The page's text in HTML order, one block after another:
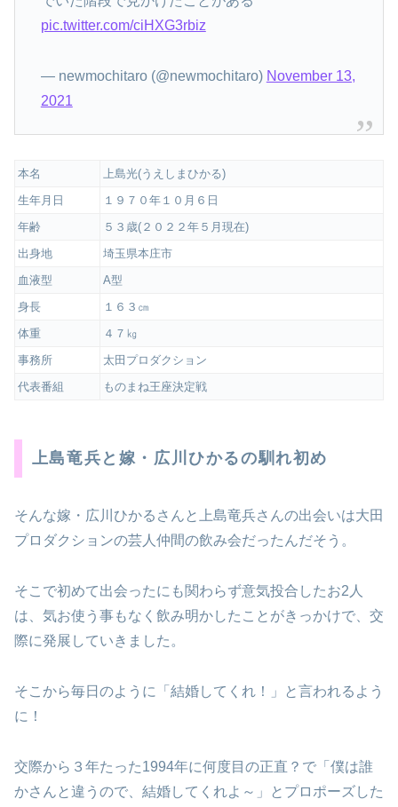
pic.twitter.com/ciHXG3rbiz
— newmochitaro (@newmochitaro) November 13,
2021
本名
上島光(うえしまひかる)
生年月日
１９７０年１０月６日
年齢
５３歳(２０２２年５月現在)
出身地
埼玉県本庄市
血液型
A型
身長
１６３㎝
体重
４７㎏
事務所
太田プロダクション
代表番組
ものまね王座決定戦
上島竜兵と嫁・広川ひかるの馴れ初め
そんな嫁・広川ひかるさんと上島竜兵さんの出会いは大田
プロダクションの芸人仲間の飲み会だったんだそう。
そこで初めて出会ったにも関わらず意気投合したお2人
は、気お使う事もなく飲み明かしたことがきっかけで、交
際に発展していきました。
そこから毎日のように「結婚してくれ！」と言われるよう
に！
交際から３年たった1994年に何度目の正直？で「僕は誰
かさんと違うので、結婚してくれよ～」とプロポーズした